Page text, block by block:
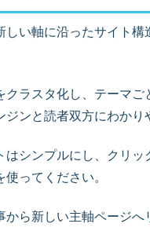
しい軸に沿ったサイト構
クラスタ化し、テーマご
ジンと読者双方にわかり
はシンプルにし、クリッ
ってください。
から新しい主軸ページへ